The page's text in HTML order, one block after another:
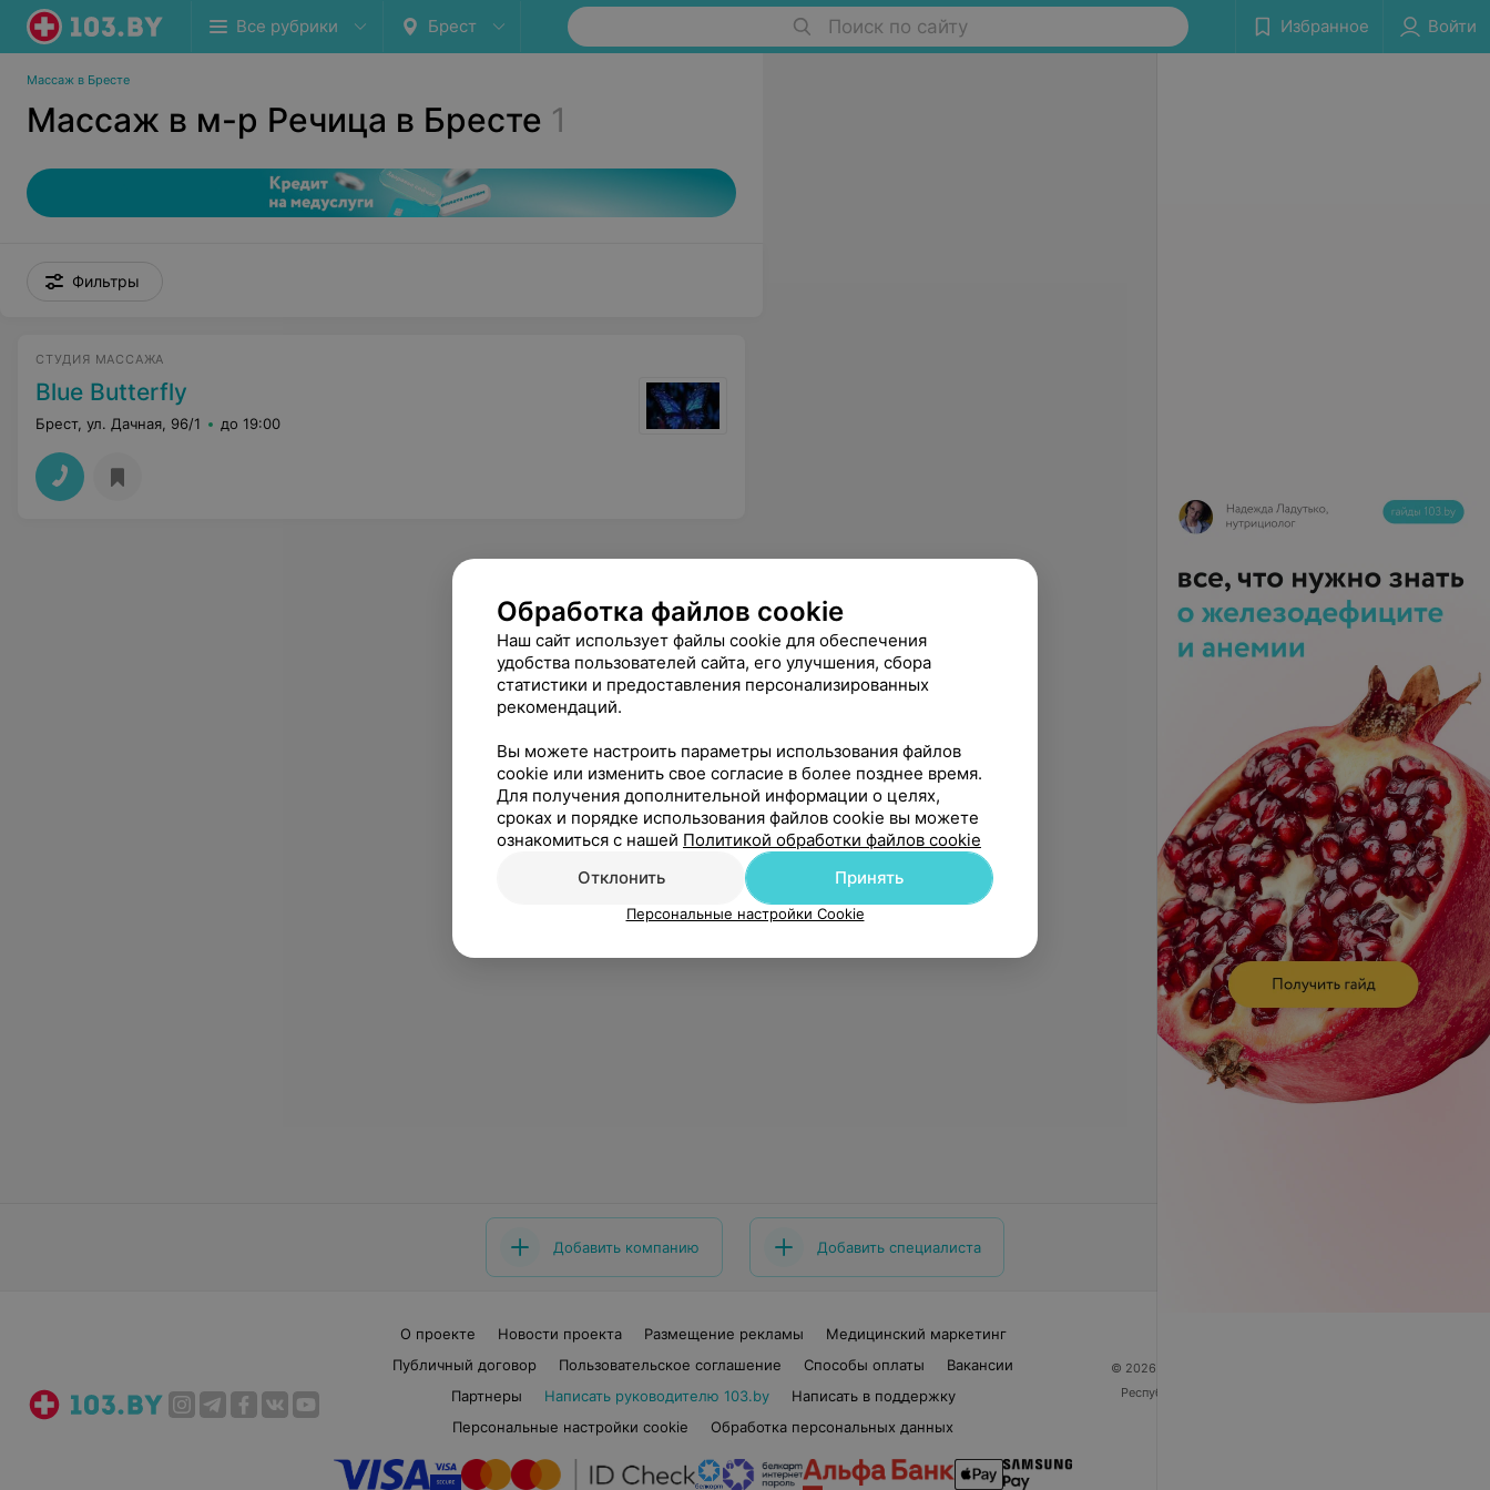
Все рубрики Брест Поиск по сайту Избранное Войти
Массаж в Бресте
Массаж в м-р Речица в Бресте 1
Фильтры
СТУДИЯ МАССАЖА
Blue Butterfly
Брест, ул. Дачная, 96/1 до 19:00
Добавить компанию Добавить специалиста
О проекте Новости проекта Размещение рекламы
Медицинский маркетинг
Публичный договор
Пользовательское соглашение Способы оплаты
Вакансии
Партнеры
Написать руководителю 103.by
Написать в поддержку
Персональные настройки cookie
Обработка персональных данных
© 2026 ООО «Артокс Лаб», УНП 191700409
Республика Беларусь, г. Минск, улица Толбухина, 2,
Обработка файлов cookie
Наш сайт использует файлы cookie для обеспечения
удобства пользователей сайта, его улучшения, сбора
статистики и предоставления персонализированных
рекомендаций.
Вы можете настроить параметры использования файлов
cookie или изменить свое согласие в более позднее время.
Для получения дополнительной информации о целях,
сроках и порядке использования файлов cookie вы можете
ознакомиться с нашей Политикой обработки файлов cookie
Отклонить
Принять
Персональные настройки Cookie